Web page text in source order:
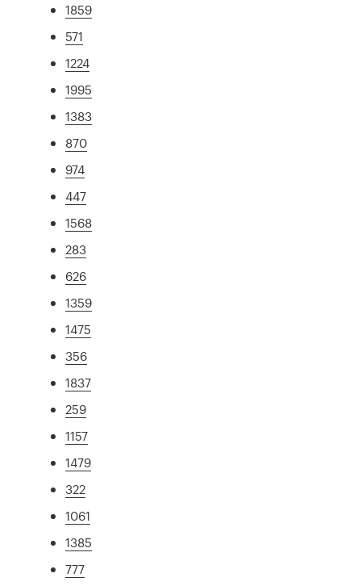
1859
571
1224
1995
1383
870
974
447
1568
283
626
1359
1475
356
1837
259
1157
1479
322
1061
1385
777